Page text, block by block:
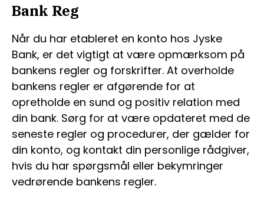
Bank Reg
Når du har etableret en konto hos Jyske
Bank, er det vigtigt at være opmærksom på
bankens regler og forskrifter. At overholde
bankens regler er afgørende for at
opretholde en sund og positiv relation med
din bank. Sørg for at være opdateret med de
seneste regler og procedurer, der gælder for
din konto, og kontakt din personlige rådgiver,
hvis du har spørgsmål eller bekymringer
vedrørende bankens regler.